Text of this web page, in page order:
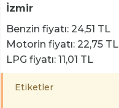
İzmir
Benzin fiyatı: 24,51 TL
Motorin fiyatı: 22,75 TL
LPG fiyatı: 11,01 TL
Etiketler